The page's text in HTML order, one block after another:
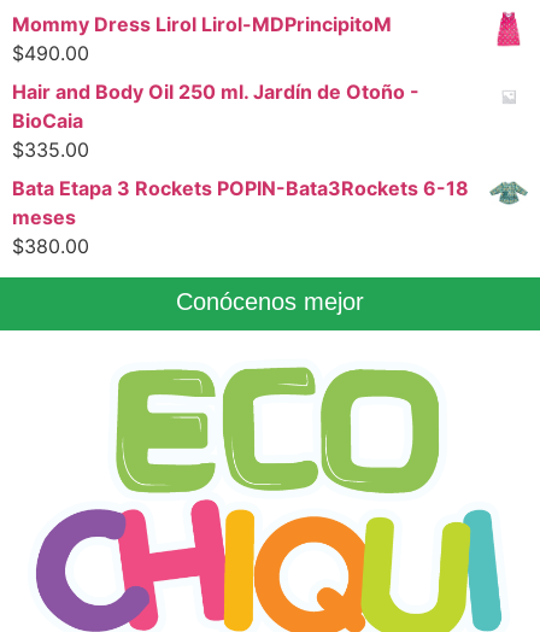
Mommy Dress Lirol Lirol-MDPrincipitoM
$490.00
Hair and Body Oil 250 ml. Jardín de Otoño -
BioCaia
$335.00
Bata Etapa 3 Rockets POPIN-Bata3Rockets 6-18
meses
$380.00
Conócenos mejor